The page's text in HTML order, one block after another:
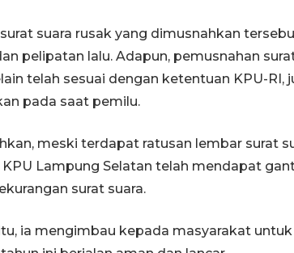
suara rusak yang dimusnahkan
pelipatan lalu. Adapun, pemusnahan
telah sesuai dengan ketentuan KPU-RI,
pada saat pemilu.
meski terdapat ratusan lembar surat
Lampung Selatan telah mendapat
surat suara.
ia mengimbau kepada masyarakat